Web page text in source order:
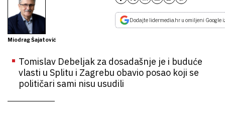
Miodrag Šajatović
Dodajte lidermedia.hr u omiljeni Google
Tomislav Debeljak za dosadašnje je i buduće
vlasti u Splitu i Zagrebu obavio posao koji se
političari sami nisu usudili